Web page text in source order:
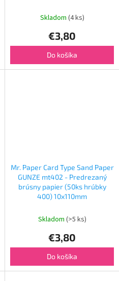
Skladom (4 ks)
€3,80
Do košíka
Mr. Paper Card Type Sand Paper
GUNZE mt402 - Predrezaný
brúsny papier (50ks hrúbky
400) 10x110mm
Skladom (>5 ks)
€3,80
Do košíka